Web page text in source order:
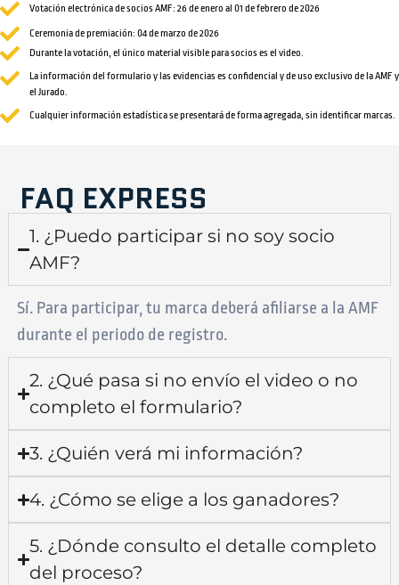
Votación electrónica de socios AMF: 26 de enero al 01 de febrero de 2026
Ceremonia de premiación: 04 de marzo de 2026
Durante la votación, el único material visible para socios es el video.
La información del formulario y las evidencias es confidencial y de uso exclusivo de la AMF y
el Jurado.
Cualquier información estadística se presentará de forma agregada, sin identificar marcas.
FAQ EXPRESS
1. ¿Puedo participar si no soy socio
AMF?
Sí. Para participar, tu marca deberá afiliarse a la AMF
durante el periodo de registro.
2. ¿Qué pasa si no envío el video o no
completo el formulario?
3. ¿Quién verá mi información?
4. ¿Cómo se elige a los ganadores?
5. ¿Dónde consulto el detalle completo
del proceso?